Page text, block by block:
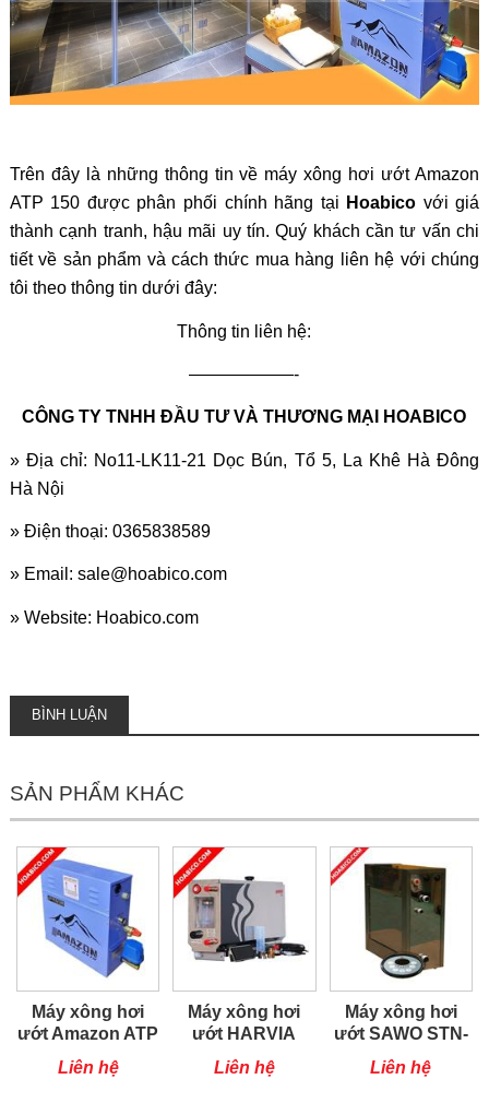
Trên đây là những thông tin về máy xông hơi ướt Amazon
ATP 150 được phân phối chính hãng tại Hoabico với giá
thành cạnh tranh, hậu mãi uy tín. Quý khách cần tư vấn chi
tiết về sản phẩm và cách thức mua hàng liên hệ với chúng
tôi theo thông tin dưới đây:
Thông tin liên hệ:
——————-
CÔNG TY TNHH ĐẦU TƯ VÀ THƯƠNG MẠI HOABICO
» Địa chỉ: No11-LK11-21 Dọc Bún, Tổ 5, La Khê Hà Đông
Hà Nội
» Điện thoại: 0365838589
» Email: sale@hoabico.com
» Website: Hoabico.com
BÌNH LUẬN
SẢN PHẨM KHÁC
Máy xông hơi
ướt Amazon ATP
120
Liên hệ
Máy xông hơi
ướt HARVIA
HGX11 (Phần
Lan)
Liên hệ
Máy xông hơi
ướt SAWO STN-
90-C1/3
Liên hệ